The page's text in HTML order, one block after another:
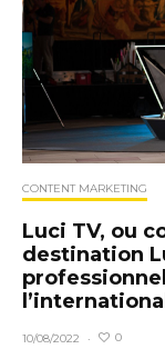
CONTENT MARKETING
Luci TV, ou
destination
l’international
10/08/2022 · 0